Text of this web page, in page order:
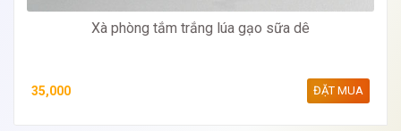
Xà phòng tắm trắng lúa gạo sữa dê
35,000 ĐẶT MUA